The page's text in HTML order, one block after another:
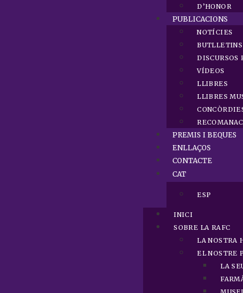
D’HONOR
PUBLICACIONS
NOTÍCIES
BUTLLETINS
DISCURSOS
VÍDEOS
LLIBRES
LLIBRES
PREMIS I BEQUES
ENLLAÇOS
CONTACTE
CAT
ESP
INICI
SOBRE LA RAFC
LA NOSTRA
EL NOSTRE
LA